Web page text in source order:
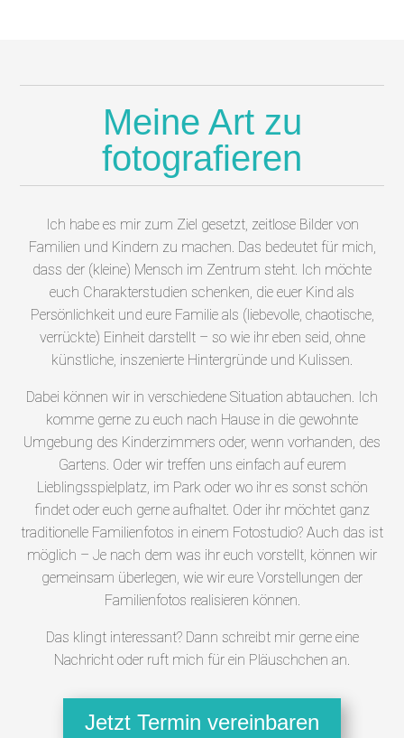
Meine Art zu
fotografieren
Ich habe es mir zum Ziel gesetzt, zeitlose Bilder von
Familien und Kindern zu machen. Das bedeutet für mich,
dass der (kleine) Mensch im Zentrum steht. Ich möchte
euch Charakterstudien schenken, die euer Kind als
Persönlichkeit und eure Familie als (liebevolle, chaotische,
verrückte) Einheit darstellt – so wie ihr eben seid, ohne
künstliche, inszenierte Hintergründe und Kulissen.
Dabei können wir in verschiedene Situation abtauchen. Ich
komme gerne zu euch nach Hause in die gewohnte
Umgebung des Kinderzimmers oder, wenn vorhanden, des
Gartens. Oder wir treffen uns einfach auf eurem
Lieblingsspielplatz, im Park oder wo ihr es sonst schön
findet oder euch gerne aufhaltet. Oder ihr möchtet ganz
traditionelle Familienfotos in einem Fotostudio? Auch das ist
möglich – Je nach dem was ihr euch vorstellt, können wir
gemeinsam überlegen, wie wir eure Vorstellungen der
Familienfotos realisieren können.
Das klingt interessant? Dann schreibt mir gerne eine
Nachricht oder ruft mich für ein Pläuschchen an.
Jetzt Termin vereinbaren